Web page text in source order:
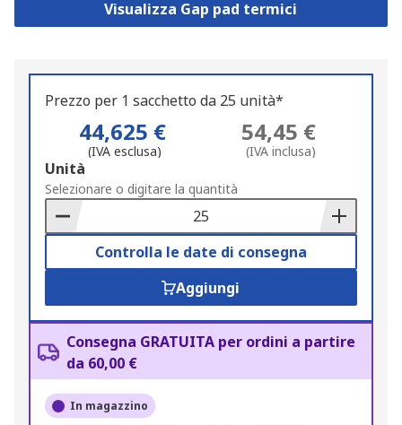
Visualizza Gap pad termici
Prezzo per 1 sacchetto da 25 unità*
44,625 €
(IVA esclusa)
54,45 €
(IVA inclusa)
Add
to
Basket
Unità
Selezionare o digitare la quantità
Controlla le date di consegna
Aggiungi
Consegna GRATUITA per ordini a partire
da 60,00 €
In magazzino